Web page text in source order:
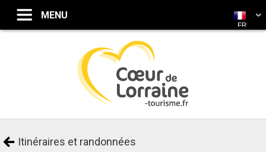
Itinéraires et randonnées
FR